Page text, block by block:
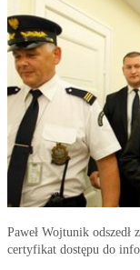
Paweł Wojtunik odszedł
certyfikat dostępu do